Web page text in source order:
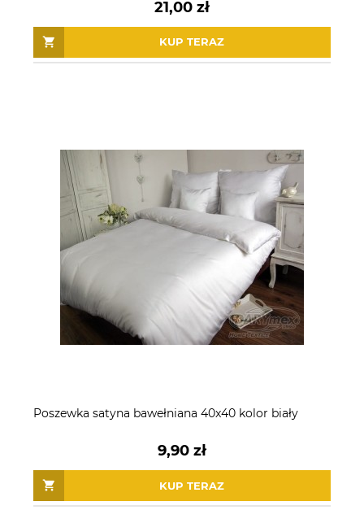
21,00 zł
KUP TERAZ
Poszewka satyna bawełniana 40x40 kolor biały
9,90 zł
KUP TERAZ